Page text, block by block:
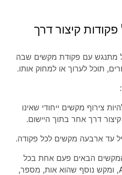
קיצור דרך
מתנגש עם פקודת מקשים שבה
תוכל לערוך או למחוק אותו.
:
צירוף מקשים ייחודי שאינו
דרך אחר בתוך היישום.
עד ארבעה מקשים לכל פקודה.
הבאים פעם אחת בכל
, ומקש נוסף שהוא אות, מספר,